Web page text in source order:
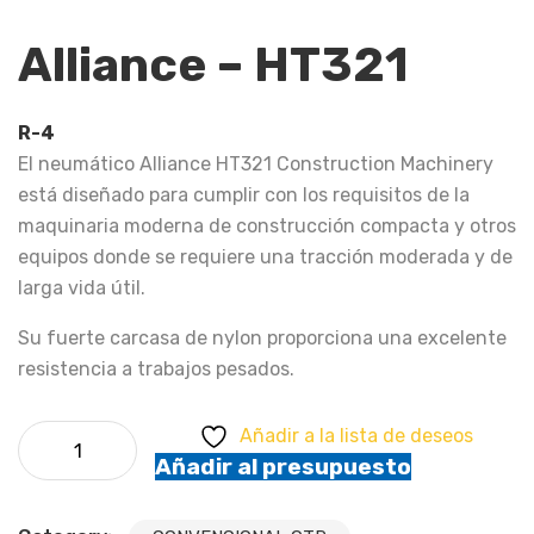
Alliance – HT321
R-4
El neumático Alliance HT321 Construction Machinery
está diseñado para cumplir con los requisitos de la
maquinaria moderna de construcción compacta y otros
equipos donde se requiere una tracción moderada y de
larga vida útil.
Su fuerte carcasa de nylon proporciona una excelente
resistencia a trabajos pesados.
Alliance - HT321 cantidadAñadir a la lista de deseos
Añadir al presupuesto